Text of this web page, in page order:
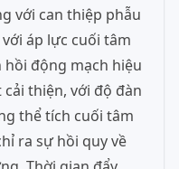
với can thiệp phẫu
áp lực cuối tâm
động mạch hiệu
cải thiện, với độ đàn
thể tích cuối tâm
ra sự hồi quy về